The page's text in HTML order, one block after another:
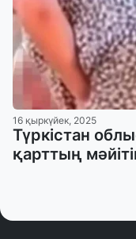
16 қыркүйек, 2025
Түркістан
қарттың